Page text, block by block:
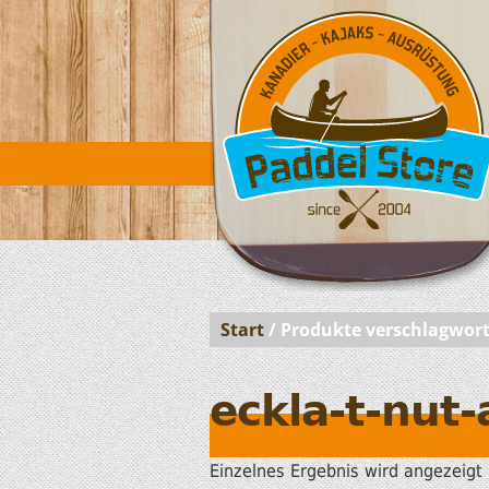
Start/ Produkte
eckla-t-nut-
Einzelnes Ergebnis wird angezeigt